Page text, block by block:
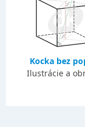
Kocka bez
Ilustrácie a